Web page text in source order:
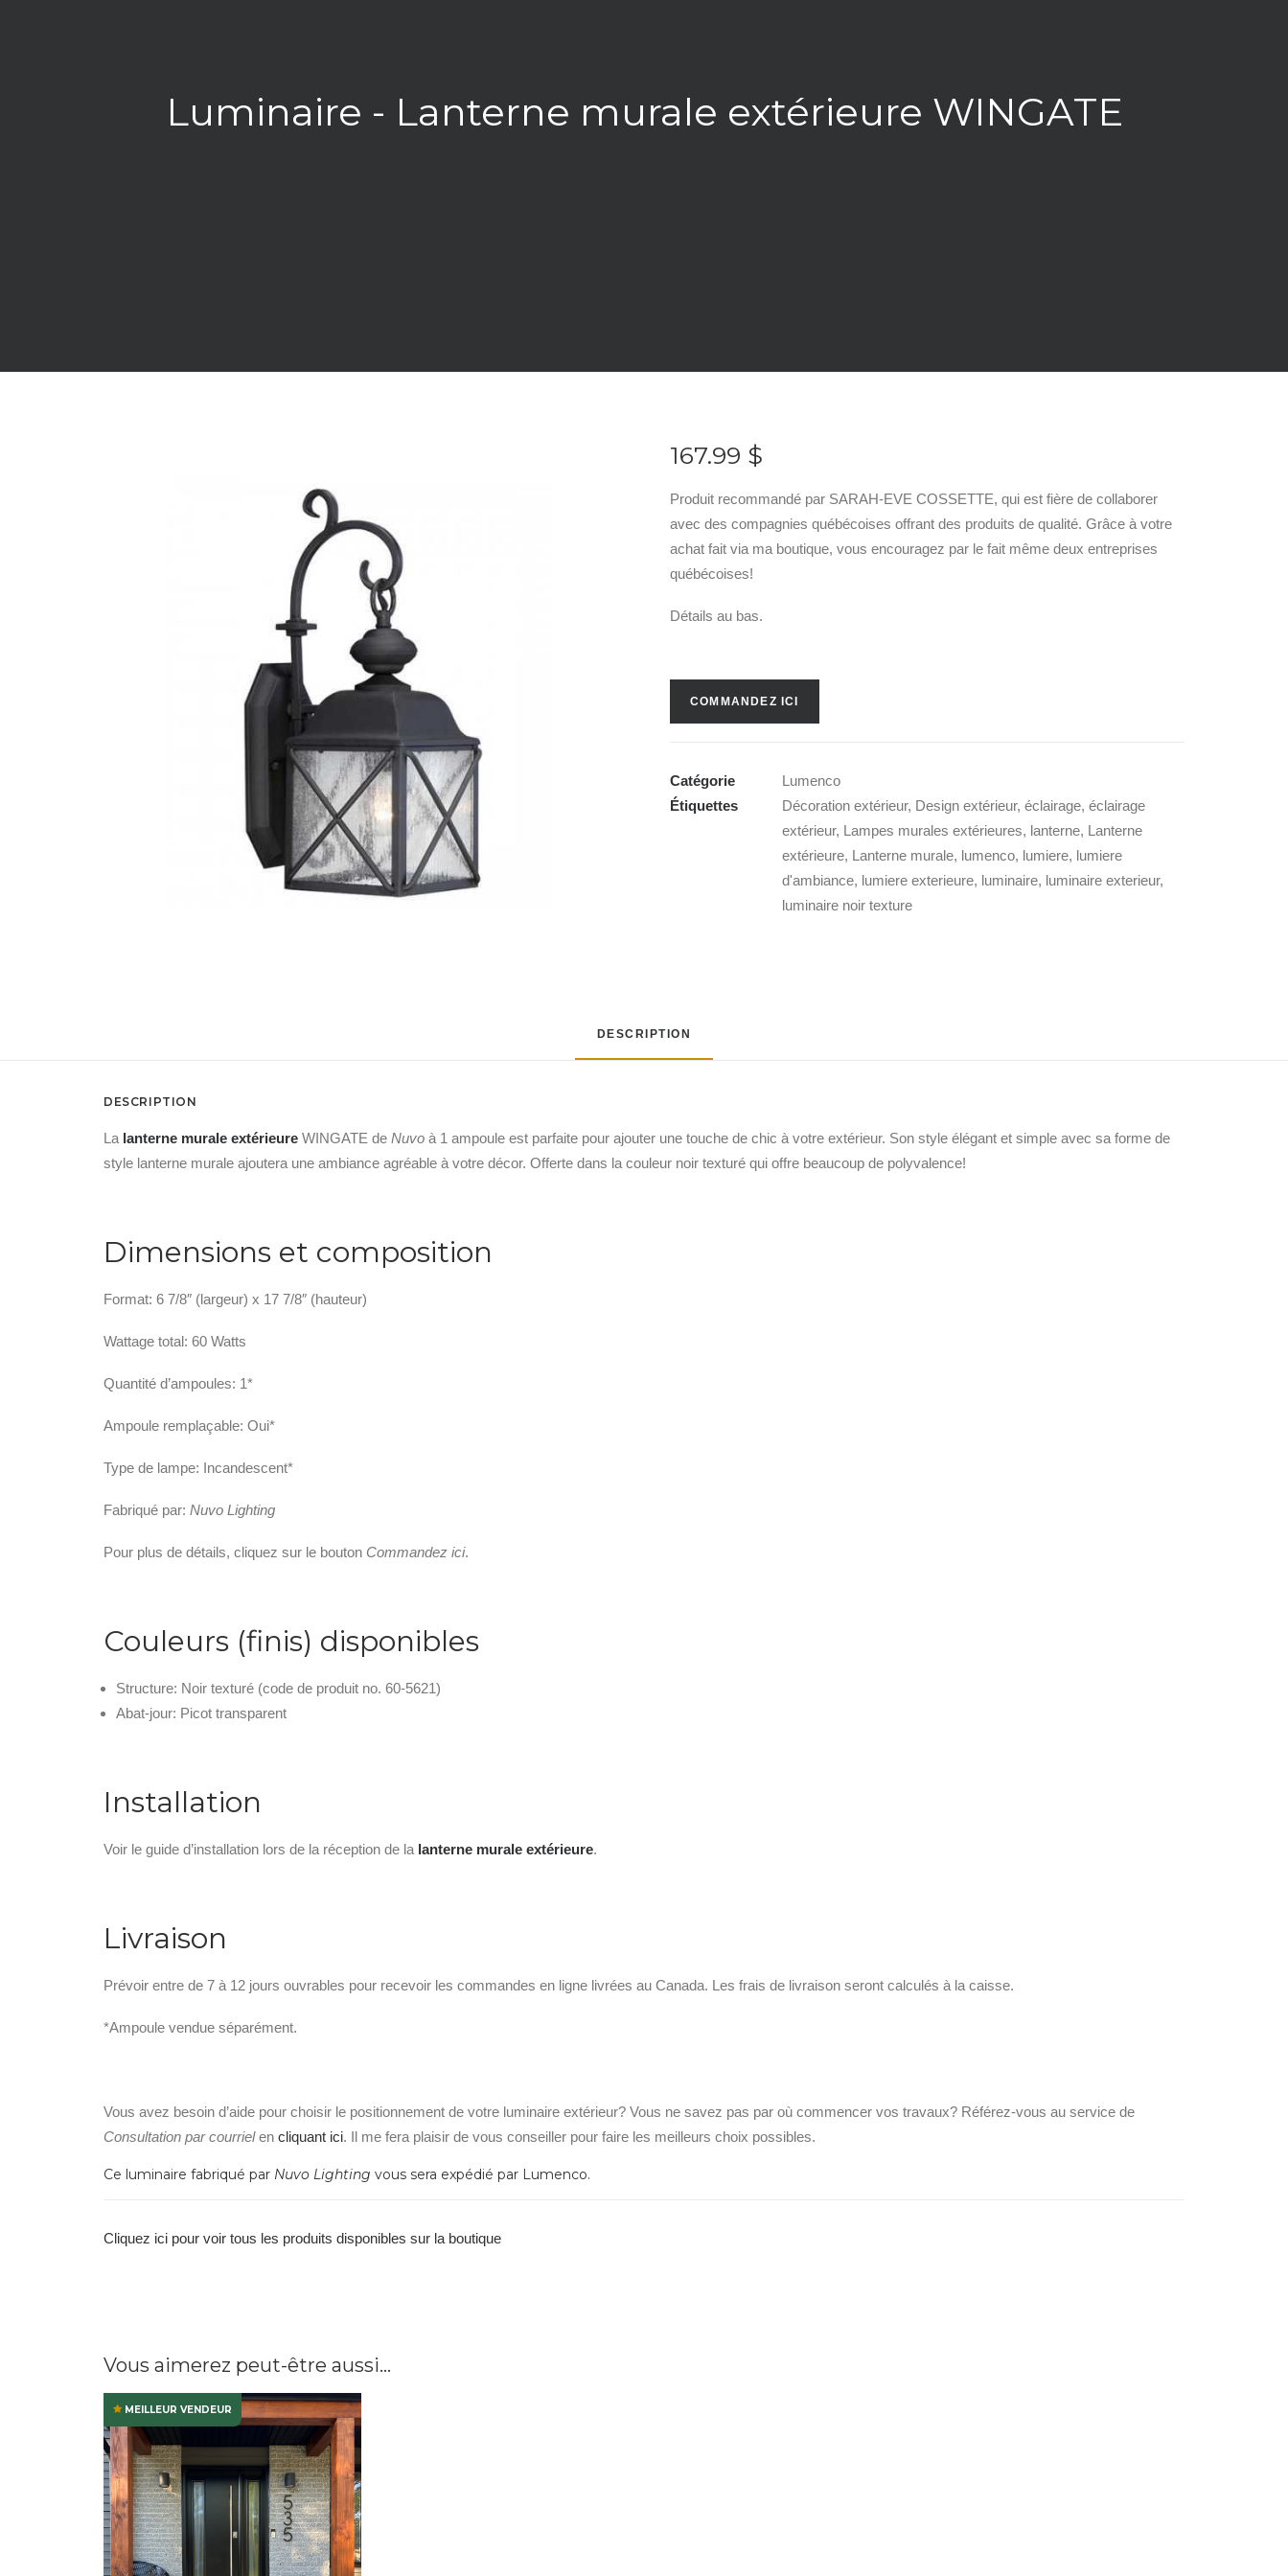
Luminaire - Lanterne murale extérieure WINGATE
167.99 $
Produit recommandé par SARAH-EVE COSSETTE, qui est fière de collaborer
avec des compagnies québécoises offrant des produits de qualité. Grâce à votre
achat fait via ma boutique, vous encouragez par le fait même deux entreprises
québécoises!
Détails au bas.
COMMANDEZ ICI
Catégorie
Lumenco
Étiquettes
Décoration extérieur, Design extérieur, éclairage, éclairage
extérieur, Lampes murales extérieures, lanterne, Lanterne
extérieure, Lanterne murale, lumenco, lumiere, lumiere
d'ambiance, lumiere exterieure, luminaire, luminaire exterieur,
luminaire noir texture
DESCRIPTION
DESCRIPTION
La lanterne murale extérieure WINGATE de Nuvo à 1 ampoule est parfaite pour ajouter une touche de chic à votre extérieur. Son style élégant et simple avec sa forme de
style lanterne murale ajoutera une ambiance agréable à votre décor. Offerte dans la couleur noir texturé qui offre beaucoup de polyvalence!
Dimensions et composition
Format: 6 7/8″ (largeur) x 17 7/8″ (hauteur)
Wattage total: 60 Watts
Quantité d’ampoules: 1*
Ampoule remplaçable: Oui*
Type de lampe: Incandescent*
Fabriqué par: Nuvo Lighting
Pour plus de détails, cliquez sur le bouton Commandez ici.
Couleurs (finis) disponibles
Structure: Noir texturé (code de produit no. 60-5621)
Abat-jour: Picot transparent
Installation
Voir le guide d’installation lors de la réception de la lanterne murale extérieure.
Livraison
Prévoir entre de 7 à 12 jours ouvrables pour recevoir les commandes en ligne livrées au Canada. Les frais de livraison seront calculés à la caisse.
*Ampoule vendue séparément.
Vous avez besoin d’aide pour choisir le positionnement de votre luminaire extérieur? Vous ne savez pas par où commencer vos travaux? Référez-vous au service de
Consultation par courrielen cliquant ici. Il me fera plaisir de vous conseiller pour faire les meilleurs choix possibles.
Ce luminaire fabriqué par Nuvo Lighting vous sera expédié par Lumenco.
Cliquez ici pour voir tous les produits disponibles sur la boutique
Vous aimerez peut-être aussi…
MEILLEUR VENDEUR